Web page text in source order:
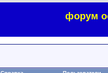
форум